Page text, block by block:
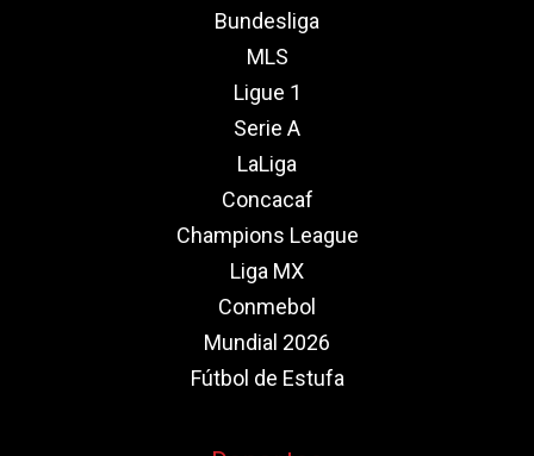
Bundesliga
MLS
Ligue 1
Serie A
LaLiga
Concacaf
Champions League
Liga MX
Conmebol
Mundial 2026
Fútbol de Estufa